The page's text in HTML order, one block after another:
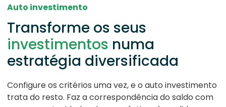
Auto investimento
Transforme os seus
investimentos numa
estratégia diversificada
Configure os critérios uma vez, e o auto investimento
trata do resto. Faz a correspondência do saldo com